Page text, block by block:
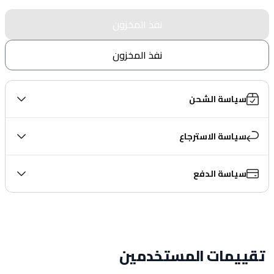
نفذ المخزون
نفذ المخزون
سياسة الشحن
سياسة الاسترجاع
سياسة الدفع
تقييمات المستخدمين